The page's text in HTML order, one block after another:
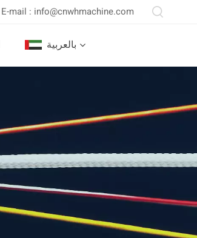
E-mail : info@cnwhmachine.com
بالعربية
Português